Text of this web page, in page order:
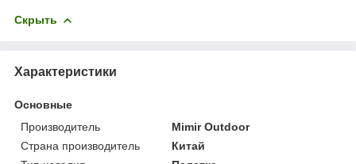
Скрыть
Характеристики
Основные
Производитель
Mimir Outdoor
Страна производитель
Китай